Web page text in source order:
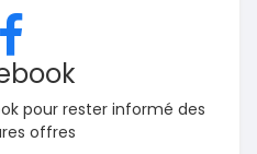
pour rester informé des
offres